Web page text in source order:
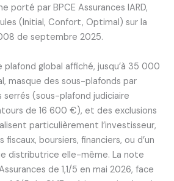
porté par BPCE Assurances IARD,
(Initial, Confort, Optimal) sur la
de septembre 2025.
plafond global affiché, jusqu’à 35 000
masque des sous-plafonds par
(sous-plafond judiciaire
de 16 600 €), et des exclusions
particulièrement l’investisseur,
fiscaux, boursiers, financiers, ou d’un
distributrice elle-même. La note
de 1,1/5 en mai 2026, face